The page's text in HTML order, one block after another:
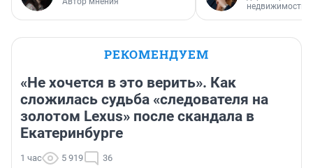
недвижимости
РЕКОМЕНДУЕМ
«Не хочется в это верить». Как
сложилась судьба «следователя на
золотом Lexus» после скандала в
Екатеринбурге
1 час 5 919 36